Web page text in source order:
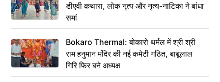
डीएवी कथारा, लोक नृत्य और नृत्य-नाटिका ने बांधा
समां
Bokaro Thermal: बोकारो थर्मल में श्री श्री
राम हनुमान मंदिर की नई कमेटी गठित, बाबूलाल
गिरि फिर बने अध्यक्ष